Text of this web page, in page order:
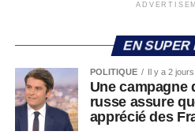
EN SUPER
POLITIQUE Il y a 2 jours
Une campagne
russe assure
apprécié des